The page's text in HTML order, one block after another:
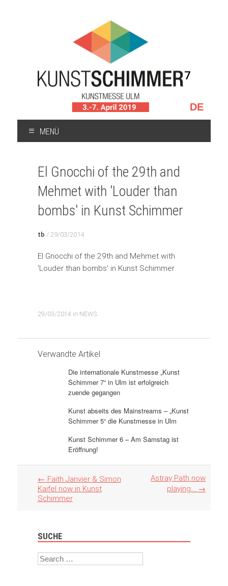
Sprache
auswählen
MENÜ
SPRINGEN
El Gnocchi of the 29th and
Mehmet with 'Louder than
bombs' in Kunst Schimmer
tb / 29/03/2014
El Gnocchi of the 29th and Mehmet with
'Louder than bombs' in Kunst Schimmer
29/03/2014 in NEWS.
Verwandte Artikel
Die internationale Kunstmesse „Kunst
Schimmer 7“ in Ulm ist erfolgreich
zuende gegangen
Kunst abseits des Mainstreams – „Kunst
Schimmer 5“ die Kunstmesse in Ulm
Kunst Schimmer 6 – Am Samstag ist
Eröffnung!
Artikel
Navigation
← Faith Janvier & Simon
Kaifel now in Kunst
Schimmer
Astray Path now
playing… →
SUCHE
Search